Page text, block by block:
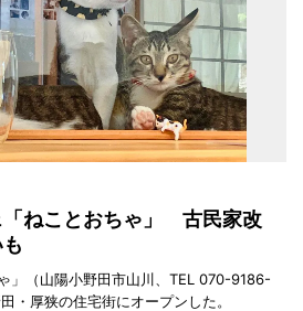
「ねことおちゃ」 古民家改
」（山陽小野田市山川、TEL 070-9186-
・厚狭の住宅街にオープンした。